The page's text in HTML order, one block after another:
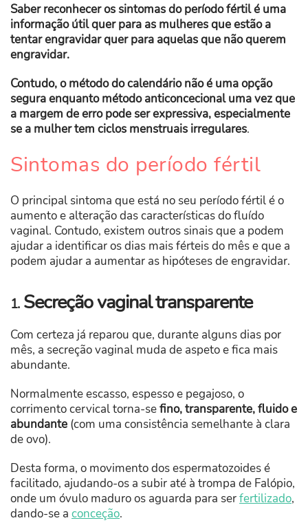
Saber reconhecer os sintomas do período fértil é uma
informação útil quer para as mulheres que estão a
tentar engravidar quer para aquelas que não querem
engravidar.
Contudo, o método do calendário não é uma opção
segura enquanto método anticoncecional uma vez que
a margem de erro pode ser expressiva, especialmente
se a mulher tem ciclos menstruais irregulares.
Sintomas do período fértil
O principal sintoma que está no seu período fértil é o
aumento e alteração das características do fluído
vaginal. Contudo, existem outros sinais que a podem
ajudar a identificar os dias mais férteis do mês e que a
podem ajudar a aumentar as hipóteses de engravidar.
1.Secreção vaginal transparente
Com certeza já reparou que, durante alguns dias por
mês, a secreção vaginal muda de aspeto e fica mais
abundante.
Normalmente escasso, espesso e pegajoso, o
corrimento cervical torna-sefino, transparente, fluido e
abundante (com uma consistência semelhante à clara
de ovo).
Desta forma, o movimento dos espermatozoides é
facilitado, ajudando-os a subir até à trompa de Falópio,
onde um óvulo maduro os aguarda para serfertilizado,
dando-se a conceção.